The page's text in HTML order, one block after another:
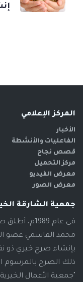
المركز الإعلامي
الأخبار
الفاعليات والأنشطة
قصص نجاح
مركز التحميل
معرض الفيديو
معرض الصور
جمعية الشارقة
في عام
محمد القاسمي عضو
بإنشاء صرح خيري ذو